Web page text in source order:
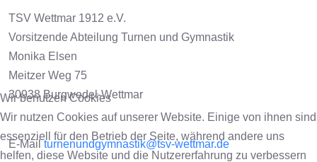
TSV Wettmar 1912 e.V.
Vorsitzende Abteilung Turnen und Gymnastik
Monika Elsen
Meitzer Weg 75
30938 Burgwedel-Wettmar
E-Mailturnenundgymnastik@tsv-wettmar.de
Wir benutzen Cookies
Wir nutzen Cookies auf unserer Website. Einige von ihnen sind
essenziell für den Betrieb der Seite, während andere uns
helfen, diese Website und die Nutzererfahrung zu verbessern